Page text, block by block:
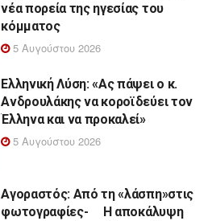
νέα πορεία της ηγεσίας του
κόμματος
5 Αυγούστου 2026
Ελληνική Λύση: «Ας πάψει ο κ.
Ανδρουλάκης να κοροϊδεύει τον
Έλληνα και να προκαλεί»
5 Αυγούστου 2026
Αγοραστός: Από τη «λάσπη»στις
φωτογραφίες- Η αποκάλυψη